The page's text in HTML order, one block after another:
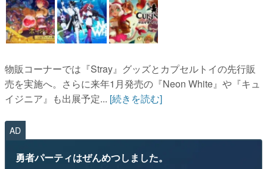
物販コーナーでは『Stray』グッズとカプセルトイの先行販
売を実施へ。さらに来年1月発売の『Neon White』や『キュ
イジニア』も出展予定... [続きを読む]
AD
勇者パーティはぜんめつしました。